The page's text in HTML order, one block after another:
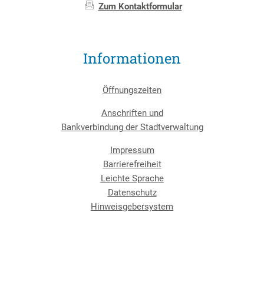
Zum Kontaktformular
Informationen
Öffnungszeiten
Anschriften und
Bankverbindung der Stadtverwaltung
Impressum
Barrierefreiheit
Leichte Sprache
Datenschutz
Hinweisgebersystem